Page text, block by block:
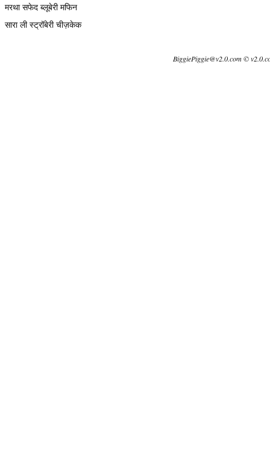
मरथा सफेद ब्लूबेरी मफिन
सारा ली स्ट्रॉबेरी चीज़केक
BiggiePiggie@v2.0.com ©